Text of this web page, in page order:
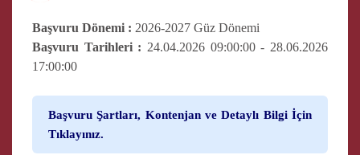
Başvuru Dönemi : 2026-2027 Güz Dönemi
Başvuru Tarihleri : 24.04.2026 09:00:00 - 28.06.2026
17:00:00
Başvuru Şartları, Kontenjan ve Detaylı Bilgi İçin
Tıklayınız.